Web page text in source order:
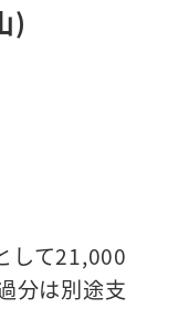
)
して21,000
分は別途支